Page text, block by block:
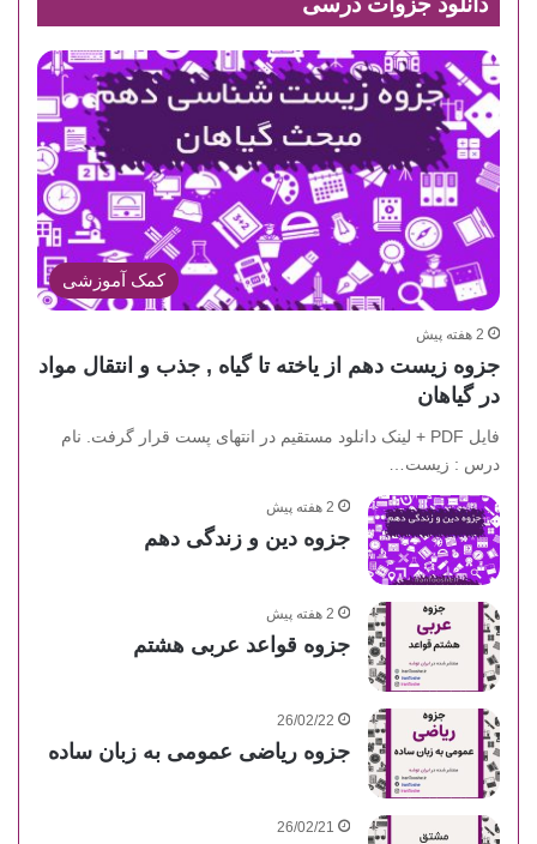
کمک آموزشی
2 هفته پیش
جزوه زیست دهم از یاخته تا گیاه , جذب و انتقال مواد
در گیاهان
فایل PDF + لینک دانلود مستقیم در انتهای پست قرار گرفت. نام
درس : زیست…
2 هفته پیش
جزوه دین و زندگی دهم
2 هفته پیش
جزوه قواعد عربی هشتم
26/02/22
جزوه ریاضی عمومی به زبان ساده
26/02/21